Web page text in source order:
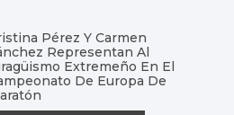
Pérez Y Carmen
Representan Al
Extremeño En El
De Europa De